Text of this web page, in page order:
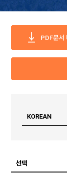
PDF문서